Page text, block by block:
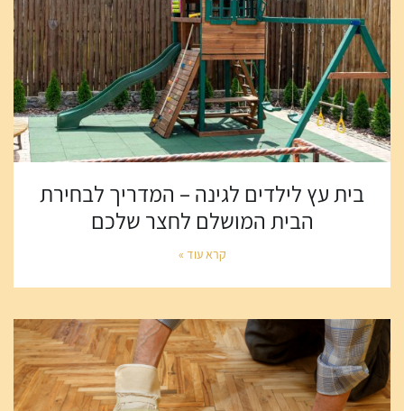
בית עץ לילדים לגינה – המדריך לבחירת
הבית המושלם לחצר שלכם
קרא עוד »